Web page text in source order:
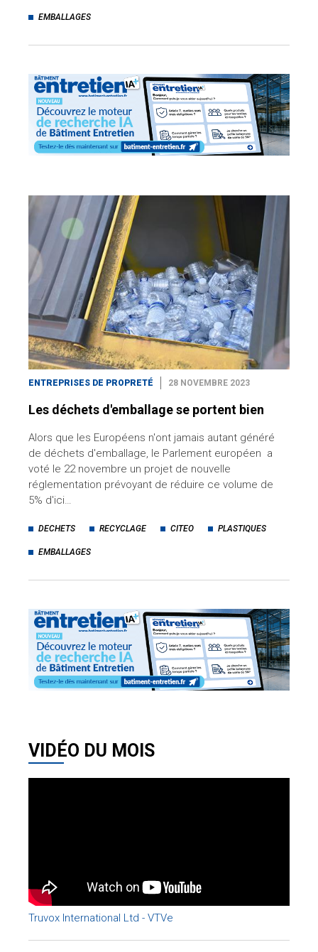
EMBALLAGES
ENTREPRISES DE PROPRETÉ 28 NOVEMBRE 2023
Les déchets d'emballage se portent bien
Alors que les Européens n'ont jamais autant généré
de déchets d'emballage, le Parlement européen a
voté le 22 novembre un projet de nouvelle
réglementation prévoyant de réduire ce volume de
5% d'ici…
DECHETS RECYCLAGE CITEO PLASTIQUES
EMBALLAGES
VIDÉO DU MOIS
Truvox International Ltd - VTVe